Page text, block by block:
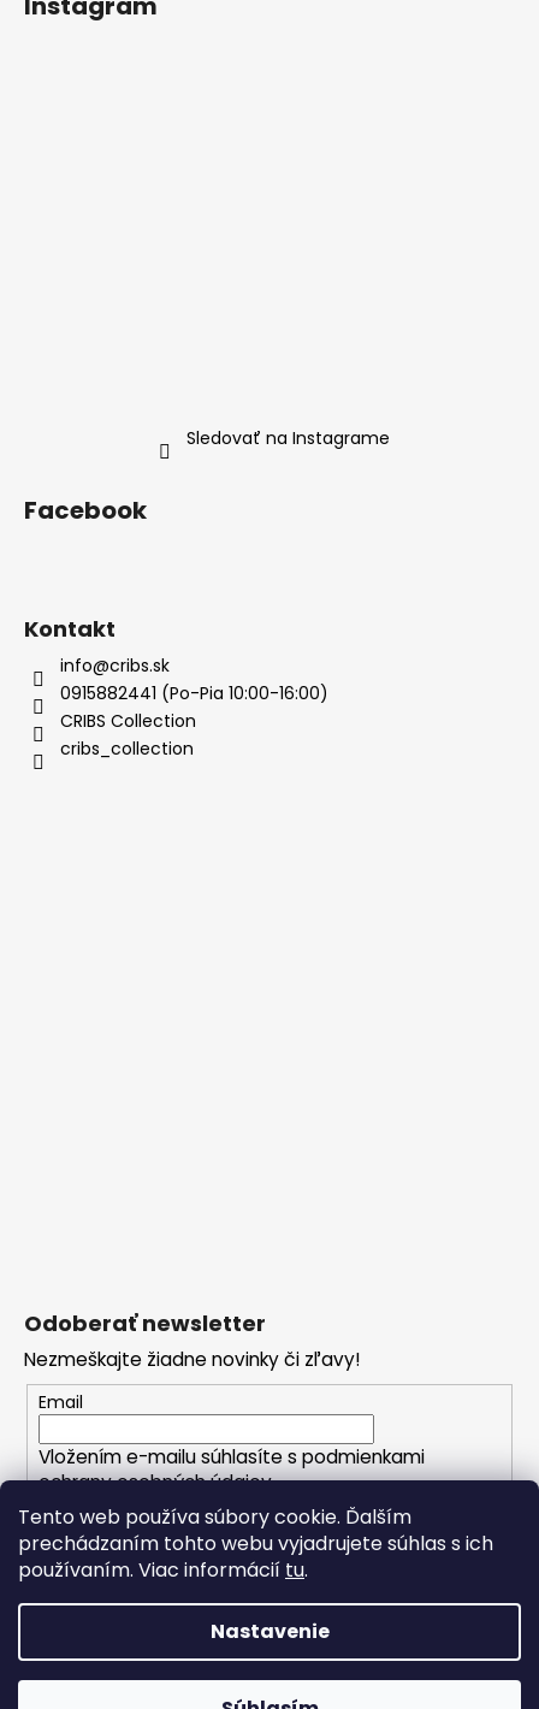
Tento web používa súbory cookie. Ďalším
prechádzaním tohto webu vyjadrujete súhlas s ich
používaním. Viac informácií tu.
Nastavenie
Sledovať na Instagrame
Facebook
Kontakt
info@cribs.sk
0915882441 (Po-Pia 10:00-16:00)
CRIBS Collection
cribs_collection
Odoberať newsletter
Nezmeškajte žiadne novinky či zľavy!
Email
Vložením e-mailu súhlasíte spodmienkami
ochrany osobných údajov
PRIHLÁSIŤ SA
Copyright 2026CRIBS.sk - váš módny butik. Všetky